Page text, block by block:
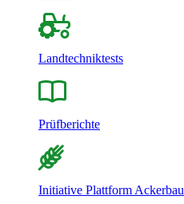
Landtechniktests
Prüfberichte
Initiative Plattform Ackerbau